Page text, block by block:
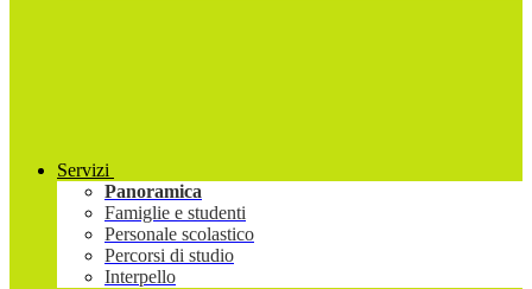
Servizi
Panoramica
Famiglie e studenti
Personale scolastico
Percorsi di studio
Interpello